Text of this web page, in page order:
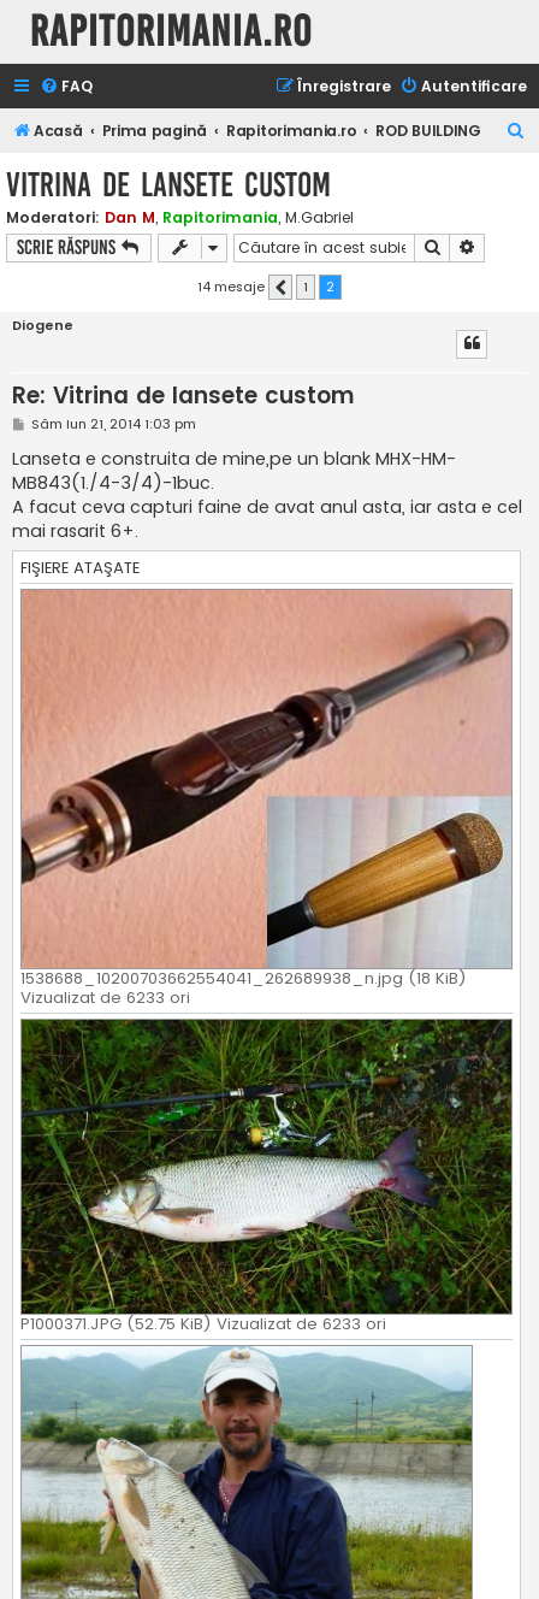
Rapitorimania.ro
FAQ Autentificare
Înregistrare
Acasă Prima pagină Rapitorimania.ro ROD BUILDING
Vitrina de lansete custom
Moderatori: Dan M, Rapitorimania, M.Gabriel
Scrie răspuns Căutare
14 mesaje Anterior
1
2
Diogene
Re: Vitrina de lansete custom
M
s
a
j
Sâm Iun 21, 2014 1:03 pm
Lanseta e construita de mine,pe un blank MHX-HM-
MB843(1./4-3/4)-1buc.
A facut ceva capturi faine de avat anul asta, iar asta e cel
mai rasarit 6+.
FIŞIERE ATAŞATE
1538688_10200703662554041_262689938_n.jpg (18 KiB)
Vizualizat de 6233 ori
P1000371.JPG (52.75 KiB) Vizualizat de 6233 ori